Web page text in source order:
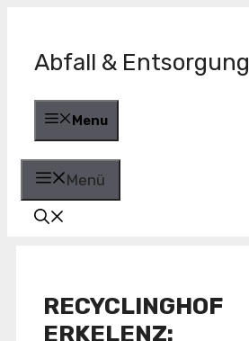
Abfall & Entsorgung
Menu
Menü
RECYCLINGHOF
ERKELENZ: